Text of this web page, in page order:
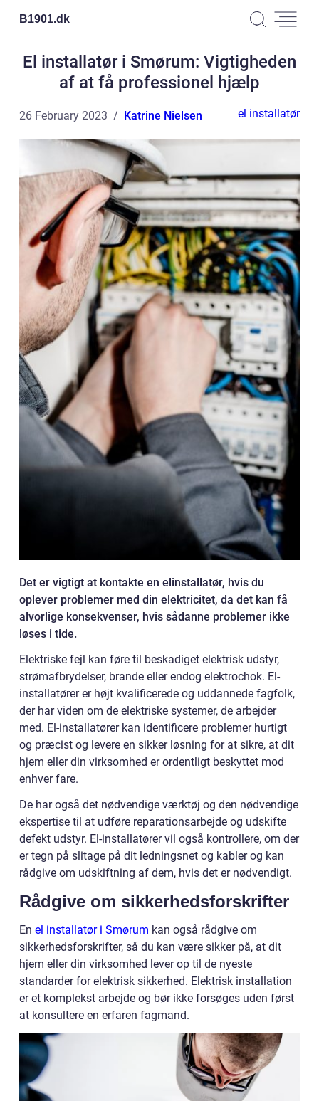
B1901.dk
El installatør i Smørum: Vigtigheden
af at få professionel hjælp
26 February 2023 Katrine Nielsen el installatør
Det er vigtigt at kontakte en elinstallatør, hvis du
oplever problemer med din elektricitet, da det kan få
alvorlige konsekvenser, hvis sådanne problemer ikke
løses i tide.
Elektriske fejl kan føre til beskadiget elektrisk udstyr,
strømafbrydelser, brande eller endog elektrochok. El-
installatører er højt kvalificerede og uddannede fagfolk,
der har viden om de elektriske systemer, de arbejder
med. El-installatører kan identificere problemer hurtigt
og præcist og levere en sikker løsning for at sikre, at dit
hjem eller din virksomhed er ordentligt beskyttet mod
enhver fare.
De har også det nødvendige værktøj og den nødvendige
ekspertise til at udføre reparationsarbejde og udskifte
defekt udstyr. El-installatører vil også kontrollere, om der
er tegn på slitage på dit ledningsnet og kabler og kan
rådgive om udskiftning af dem, hvis det er nødvendigt.
Rådgive om sikkerhedsforskrifter
En el installatør i Smørum kan også rådgive om
sikkerhedsforskrifter, så du kan være sikker på, at dit
hjem eller din virksomhed lever op til de nyeste
standarder for elektrisk sikkerhed. Elektrisk installation
er et komplekst arbejde og bør ikke forsøges uden først
at konsultere en erfaren fagmand.